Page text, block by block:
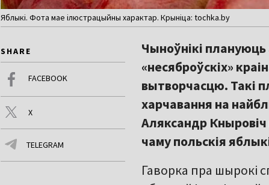
Яблыкі. Фота мае ілюстрацыйны характар. Крыніца: tochka.by
SHARE
FACEBOOK
X
TELEGRAM
Чыноўнікі
«несяброўскіх»
вытворчасцю. Такі
харчавання на
Аляксандр
чаму польскія
Гаворка пра шырокі